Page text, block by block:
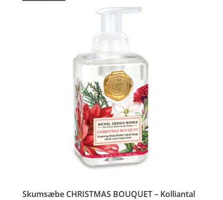
Skumsæbe CHRISTMAS BOUQUET – Kolliantal